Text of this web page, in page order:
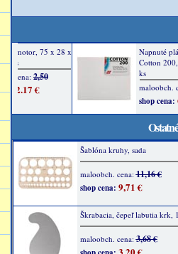
Šablóna kruhy, sada
maloobch. cena:11,16 €
shop cena: 9,71 €
Škrabacia, čepeľ labutia krk,
maloobch. cena:3,68 €